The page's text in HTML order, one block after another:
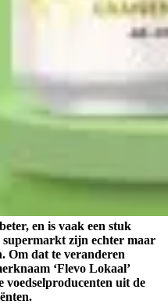
en is vaak een stuk
supermarkt zijn echter maar
Om dat te veranderen
‘Flevo Lokaal’
uit de